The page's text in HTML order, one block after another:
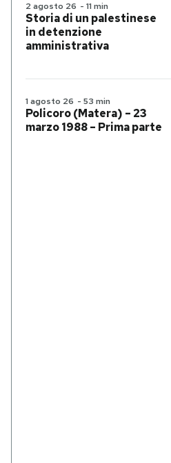
2 agosto 26 - 11 min
Storia di un palestinese
in detenzione
amministrativa
1 agosto 26 - 53 min
Policoro (Matera) – 23
marzo 1988 – Prima parte